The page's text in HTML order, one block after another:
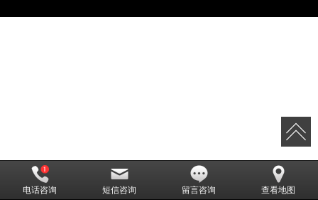
电话咨询 短信咨询 留言咨询 查看地图